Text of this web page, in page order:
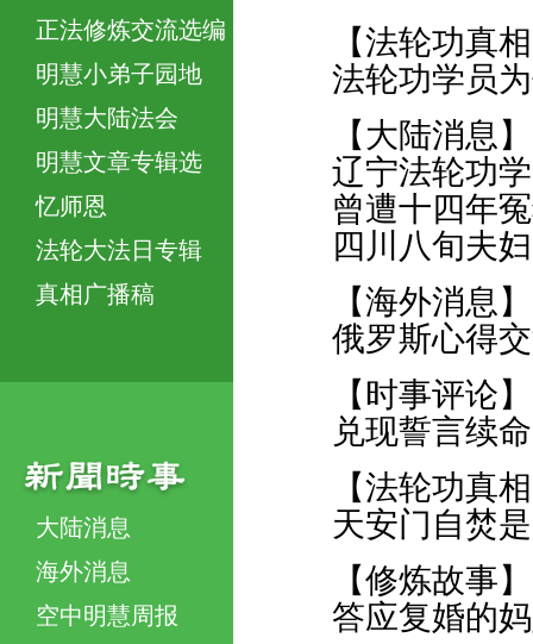
正法修炼交流选编
明慧小弟子园地
明慧大陆法会
明慧文章专辑选
忆师恩
法轮大法日专辑
真相广播稿
大陆消息
海外消息
空中明慧周报
【法轮功真
法轮功学员
【大陆消息】
辽宁法轮功
曾遭十四年
四川八旬夫
【海外消息】
俄罗斯心得
【时事评论】
兑现誓言续
【法轮功真
天安门自焚
【修炼故事】
答应复婚的